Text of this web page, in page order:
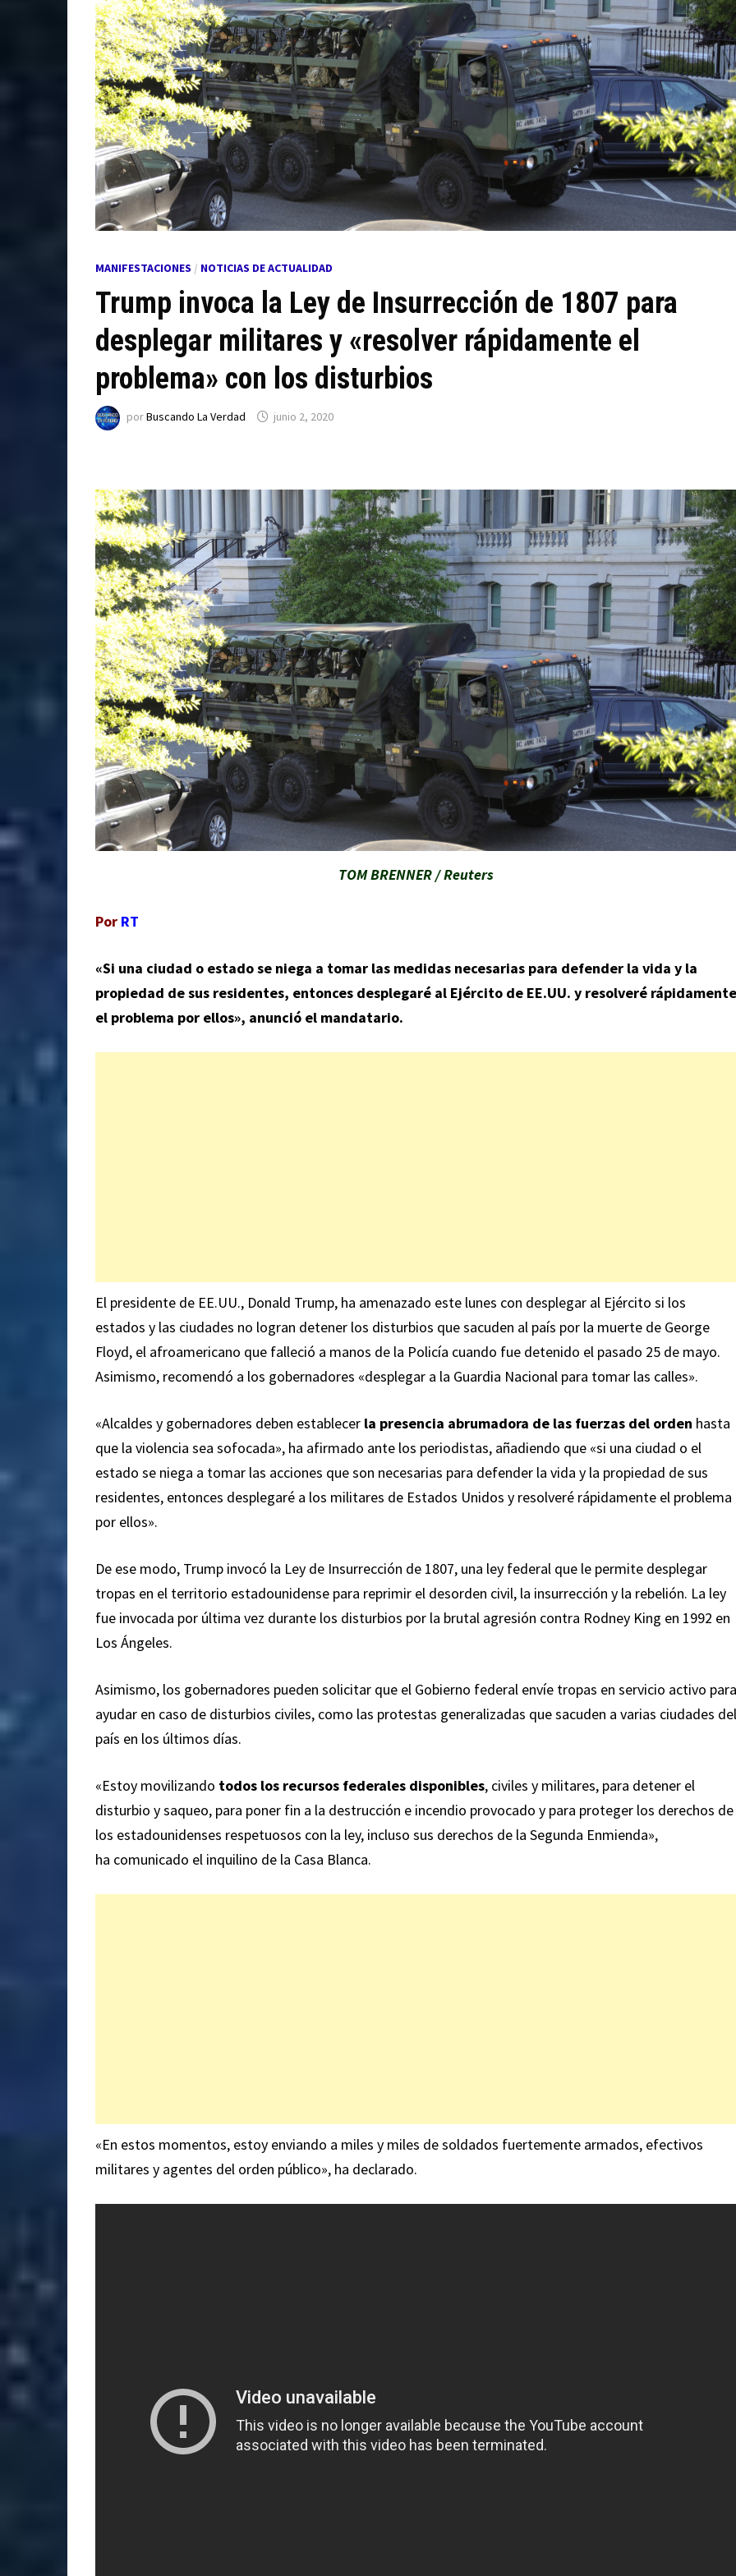
MANIFESTACIONES / NOTICIAS DE ACTUALIDAD
Trump invoca la Ley de Insurrección de 1807 para
desplegar militares y «resolver rápidamente el
problema» con los disturbios
porBuscando La Verdad junio 2, 2020
TOM BRENNER / Reuters
Por RT
«Si una ciudad o estado se niega a tomar las medidas necesarias para defender la vida y la
propiedad de sus residentes, entonces desplegaré al Ejército de EE.UU. y resolveré rápidamente
el problema por ellos», anunció el mandatario.
El presidente de EE.UU., Donald Trump, ha amenazado este lunes con desplegar al Ejército si los
estados y las ciudades no logran detener los disturbios que sacuden al país por la muerte de George
Floyd, el afroamericano que falleció a manos de la Policía cuando fue detenido el pasado 25 de mayo.
Asimismo, recomendó a los gobernadores «desplegar a la Guardia Nacional para tomar las calles».
«Alcaldes y gobernadores deben establecer la presencia abrumadora de las fuerzas del orden hasta
que la violencia sea sofocada», ha afirmado ante los periodistas, añadiendo que «si una ciudad o el
estado se niega a tomar las acciones que son necesarias para defender la vida y la propiedad de sus
residentes, entonces desplegaré a los militares de Estados Unidos y resolveré rápidamente el problema
por ellos».
De ese modo, Trump invocó la Ley de Insurrección de 1807, una ley federal que le permite desplegar
tropas en el territorio estadounidense para reprimir el desorden civil, la insurrección y la rebelión. La ley
fue invocada por última vez durante los disturbios por la brutal agresión contra Rodney King en 1992 en
Los Ángeles.
Asimismo, los gobernadores pueden solicitar que el Gobierno federal envíe tropas en servicio activo para
ayudar en caso de disturbios civiles, como las protestas generalizadas que sacuden a varias ciudades del
país en los últimos días.
«Estoy movilizando todos los recursos federales disponibles, civiles y militares, para detener el
disturbio y saqueo, para poner fin a la destrucción e incendio provocado y para proteger los derechos de
los estadounidenses respetuosos con la ley, incluso sus derechos de la Segunda Enmienda»,
ha comunicado el inquilino de la Casa Blanca.
«En estos momentos, estoy enviando a miles y miles de soldados fuertemente armados, efectivos
militares y agentes del orden público», ha declarado.